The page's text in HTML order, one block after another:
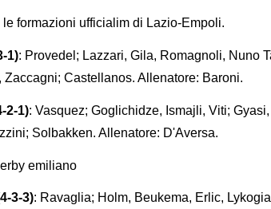
le formazioni ufficialim di Lazio-Empoli.
1): Provedel; Lazzari, Gila, Romagnoli, Nuno
Zaccagni; Castellanos. Allenatore: Baroni.
2-1): Vasquez; Goglichidze, Ismajli, Viti;
Solbakken. Allenatore: D'Aversa.
emiliano
3-3): Ravaglia; Holm, Beukema, Erlic,